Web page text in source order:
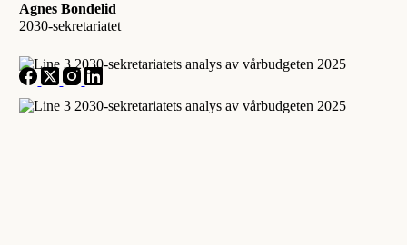
Agnes Bondelid
2030-sekretariatet